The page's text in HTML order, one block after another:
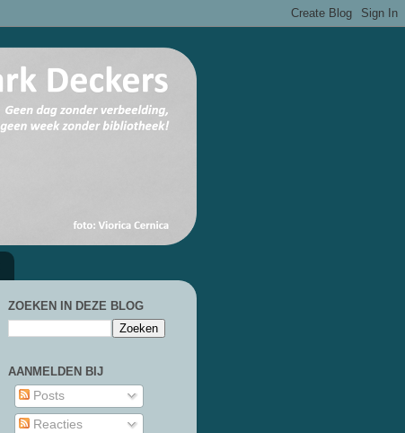
ZOEKEN IN DEZE BLOG
AANMELDEN BIJ
Posts
Reacties